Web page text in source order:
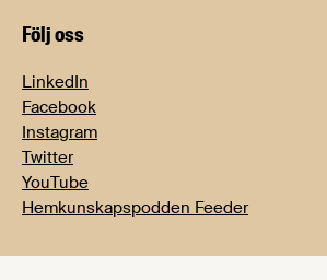
Följ oss
LinkedIn
Facebook
Instagram
Twitter
YouTube
Hemkunskapspodden Feeder